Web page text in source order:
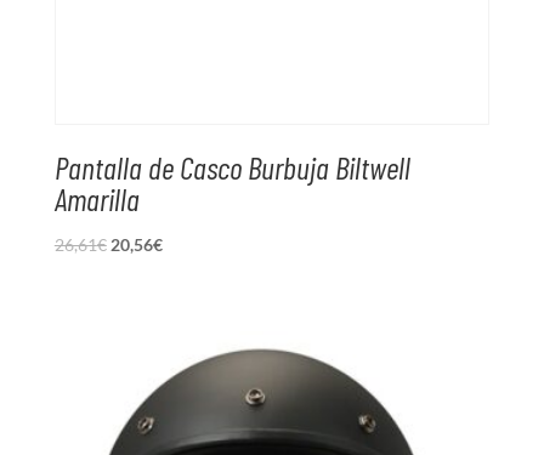
Pantalla de Casco Burbuja Biltwell
Amarilla
26,61€ El
20,56€El
20,56€.